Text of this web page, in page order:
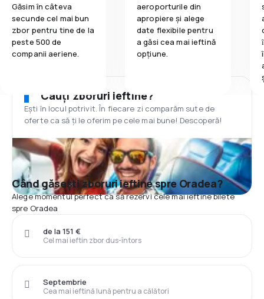
Găsim în câteva
secunde cel mai bun
zbor pentru tine de la
peste 500 de
companii aeriene.
aeroporturile din
apropiere și alege
date flexibile pentru
a găsi cea mai ieftină
opțiune.
Cauți zboruri ieftine?
Ești în locul potrivit. În fiecare zi comparăm sute de
oferte ca să ți le oferim pe cele mai bune! Descoperă!
Când găsești zboruri ieftine spre Oradea?
Alege momentul perfect ca să rezervi cele mai ieftine bilete
spre Oradea
Cel mai ieftin zbor dus-întors
de la 151 €
Cea mai ieftină lună pentru a călători
Septembrie